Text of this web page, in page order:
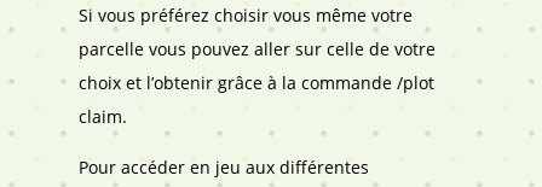
Si vous préférez choisir vous même votre
parcelle vous pouvez aller sur celle de votre
choix et l’obtenir grâce à la commande /plot
claim.
Pour accéder en jeu aux différentes